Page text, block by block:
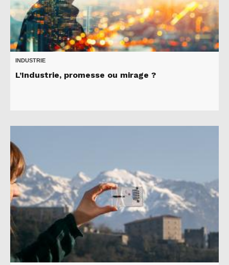
INDUSTRIE
L’Industrie, promesse ou mirage ?